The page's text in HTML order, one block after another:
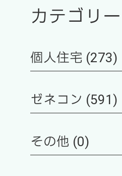
カテゴリー
個人住宅 (273)
ゼネコン (591)
その他 (0)